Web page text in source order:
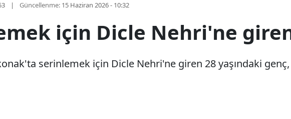
Güncellenme: 15 Haziran 2026 - 10:32
için Dicle Nehri'ne
serinlemek için Dicle Nehri'ne giren 28 yaşındaki genç,